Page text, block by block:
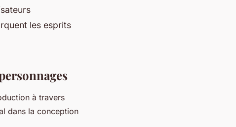
les esprits
à travers
dans la conception